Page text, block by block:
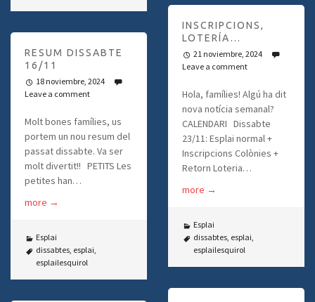
INSCRIPCIONS,
LOTERÍA…
21 noviembre, 2024
Leave a comment
Hola, famílies! Algú ha dit
nova notícia semanal?
CALENDARI Dissabte
23/11: Esplai normal +
Inscripcions Colònies +
Retorn Loteria…
more →
Esplai
dissabtes, esplai,
esplailesquirol
RESUM DISSABTE
16/11
18 noviembre, 2024
Leave a comment
Molt bones famílies, us
portem un nou resum del
passat dissabte. Va ser
molt divertit!! PETITS Les
petites han…
more →
Esplai
dissabtes, esplai,
esplailesquirol